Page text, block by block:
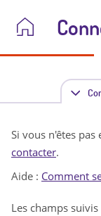
Si vous n'êtes pas
contacter.
Aide : Comment
Les champs